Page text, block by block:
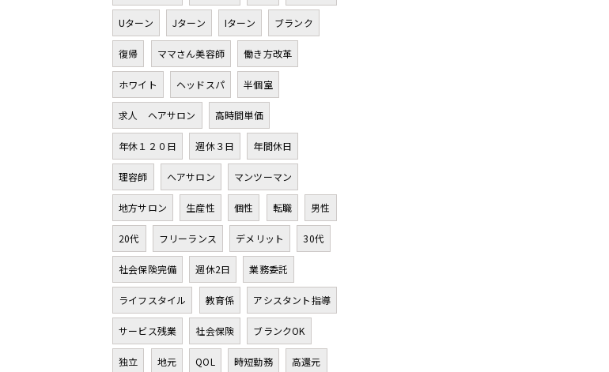
Uターン Jターン Iターン ブランク
復帰 ママさん美容師 働き方改革
ホワイト ヘッドスパ 半個室
求人 ヘアサロン 高時間単価
年休１２０日 週休３日 年間休日
理容師 ヘアサロン マンツーマン
地方サロン 生産性 個性 転職 男性
20代 フリーランス デメリット 30代
社会保険完備 週休2日 業務委託
ライフスタイル 教育係 アシスタント指導
サービス残業 社会保険 ブランクOK
独立 地元 QOL 時短勤務 高還元